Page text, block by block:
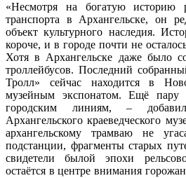
«Несмотря на богатую историю
транспорта в Архангельске, он
объект культурного наследия.
короче, и в городе почти не
Хотя в Архангельске даже было
троллейбусов. Последний
Тролл» сейчас находится в
музейным экспонатом. Ещё
городским линиям, –
Архангельского краеведческого
архангельскому трамваю не
подстанции, фрагменты старых
свидетели былой эпохи
остаётся в центре внимания